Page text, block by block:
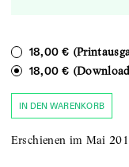
18,00 €
18,00 €
IN DEN WARENKORB
Erschienen im Mai